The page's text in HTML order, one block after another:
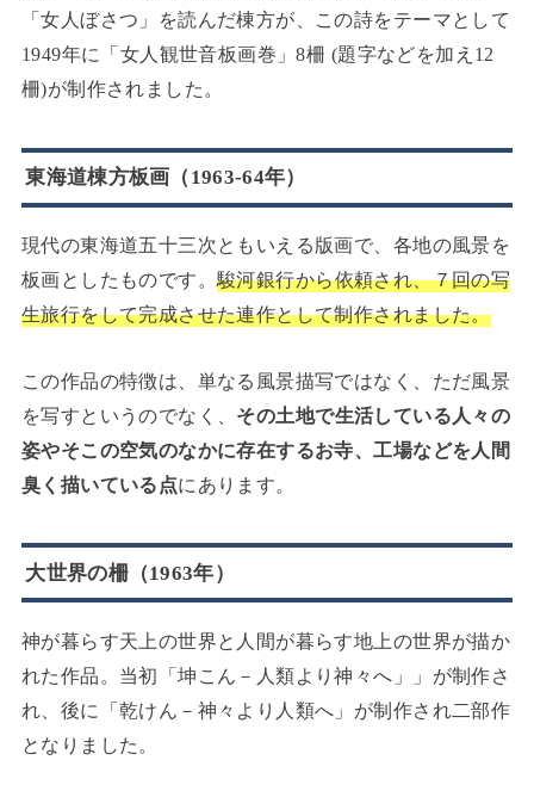
「女人ぼさつ」を読んだ棟方が、この詩をテーマとして
1949年に「女人観世音板画巻」8柵 (題字などを加え12
柵)が制作されました。
東海道棟方板画（1963-64年）
現代の東海道五十三次ともいえる版画で、各地の風景を
板画としたものです。駿河銀行から依頼され、７回の写
生旅行をして完成させた連作として制作されました。
この作品の特徴は、単なる風景描写ではなく、ただ風景
を写すというのでなく、 その土地で生活している人々の
姿やそこの空気のなかに存在するお寺、工場などを人間
臭く描いている点にあります。
大世界の柵（1963年）
神が暮らす天上の世界と人間が暮らす地上の世界が描か
れた作品。当初「坤こん－人類より神々へ」」が制作さ
れ、後に「乾けん－神々より人類へ」が制作され二部作
となりました。